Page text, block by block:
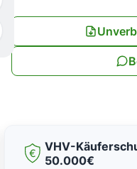
VHV-
50.000€